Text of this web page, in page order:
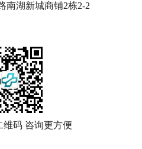
南湖新城商铺2栋2-2
维码 咨询更方便